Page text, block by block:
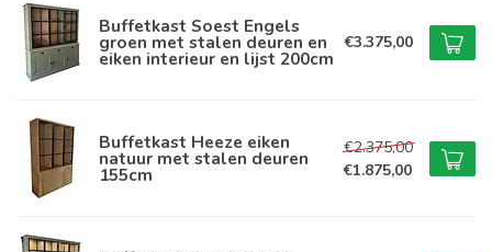
Buffetkast Soest Engels
groen met stalen deuren en
eiken interieur en lijst 200cm
€3.375,00
Buffetkast Heeze eiken
natuur met stalen deuren
155cm
€2.375,00
€1.875,00